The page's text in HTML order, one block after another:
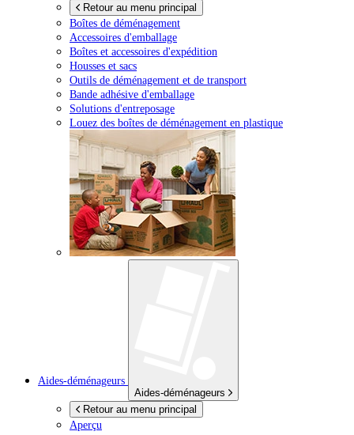
Retour au menu principal
Boîtes de déménagement
Accessoires d'emballage
Boîtes et accessoires d'expédition
Housses et sacs
Outils de déménagement et de transport
Bande adhésive d'emballage
Solutions d'entreposage
Louez des boîtes de déménagement en plastique
Aides-déménageurs
Aides-déménageurs
Retour au menu principal
Aperçu